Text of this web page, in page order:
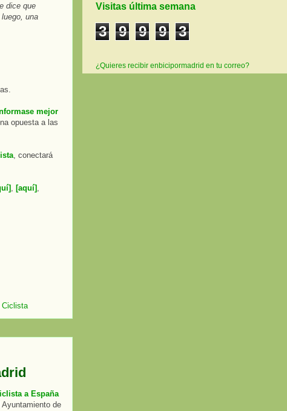
dice que
una
mejor
opuesta a las
, conectará
[aquí]
Ciclista
a España
de
Visitas última semana
3 9 9 9 3
¿Quieres recibir enbicipormadrid en tu correo?